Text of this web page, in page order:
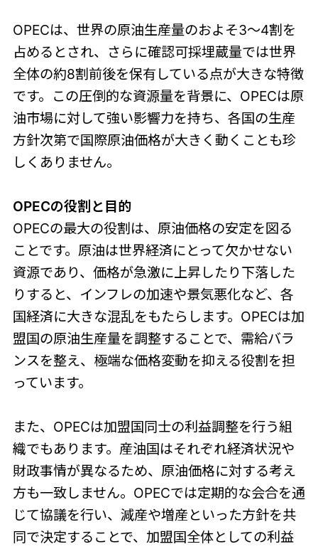
OPECは、世界の原油生産量のおよそ3〜4割を
占めるとされ、さらに確認可採埋蔵量では世界
全体の約8割前後を保有している点が大きな特徴
です。この圧倒的な資源量を背景に、OPECは原
油市場に対して強い影響力を持ち、各国の生産
方針次第で国際原油価格が大きく動くことも珍
しくありません。
OPECの役割と目的
OPECの最大の役割は、原油価格の安定を図る
ことです。原油は世界経済にとって欠かせない
資源であり、価格が急激に上昇したり下落した
りすると、インフレの加速や景気悪化など、各
国経済に大きな混乱をもたらします。OPECは加
盟国の原油生産量を調整することで、需給バラ
ンスを整え、極端な価格変動を抑える役割を担
っています。
また、OPECは加盟国同士の利益調整を行う組
織でもあります。産油国はそれぞれ経済状況や
財政事情が異なるため、原油価格に対する考え
方も一致しません。OPECでは定期的な会合を通
じて協議を行い、減産や増産といった方針を共
同で決定することで、加盟国全体としての利益